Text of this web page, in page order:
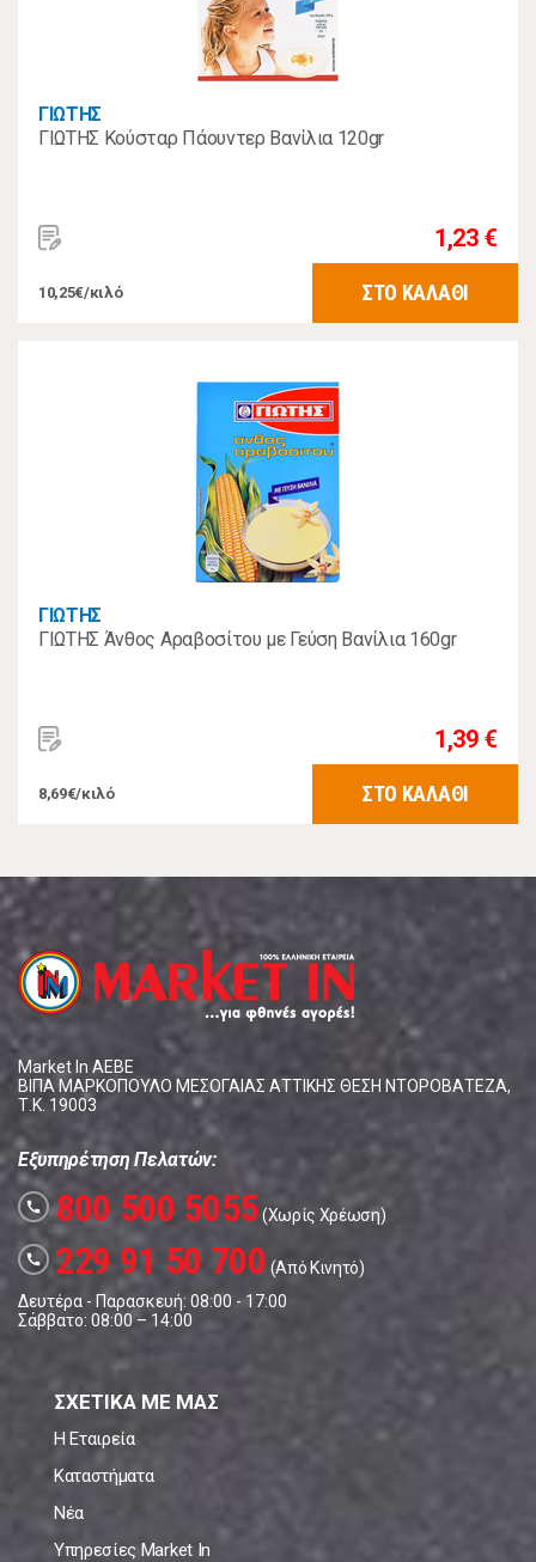
ΓΙΩΤΗΣ
ΓΙΩΤΗΣ Κούσταρ Πάουντερ Βανίλια 120gr
1,23 €
10,25€/κιλό ΣΤΟ ΚΑΛΑΘΙ
ΓΙΩΤΗΣ
ΓΙΩΤΗΣ Άνθος Αραβοσίτου με Γεύση Βανίλια 160gr
1,39 €
8,69€/κιλό ΣΤΟ ΚΑΛΑΘΙ
Market In ΑΕΒΕ
ΒΙΠΑ ΜΑΡΚΟΠΟΥΛΟ ΜΕΣΟΓΑΙΑΣ ΑΤΤΙΚΗΣ ΘΕΣΗ ΝΤΟΡΟΒΑΤΕΖΑ,
Τ.Κ. 19003
Εξυπηρέτηση Πελατών:
call 800 500 5055(Χωρίς Χρέωση)
call 229 91 50 700 (Από Κινητό)
Δευτέρα - Παρασκευή: 08:00 - 17:00
Σάββατο: 08:00 – 14:00
ΣΧΕΤΙΚΑ ΜΕ ΜΑΣ
Η Εταιρεία
Καταστήματα
Νέα
Υπηρεσίες Market In